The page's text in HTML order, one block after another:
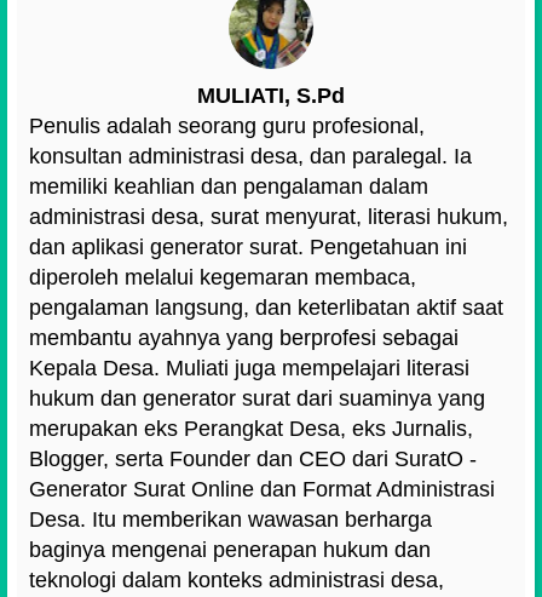
MULIATI, S.Pd
Penulis adalah seorang guru profesional,
konsultan administrasi desa, dan paralegal. Ia
memiliki keahlian dan pengalaman dalam
administrasi desa, surat menyurat, literasi hukum,
dan aplikasi generator surat. Pengetahuan ini
diperoleh melalui kegemaran membaca,
pengalaman langsung, dan keterlibatan aktif saat
membantu ayahnya yang berprofesi sebagai
Kepala Desa. Muliati juga mempelajari literasi
hukum dan generator surat dari suaminya yang
merupakan eks Perangkat Desa, eks Jurnalis,
Blogger, serta Founder dan CEO dari SuratO -
Generator Surat Online dan Format Administrasi
Desa. Itu memberikan wawasan berharga
baginya mengenai penerapan hukum dan
teknologi dalam konteks administrasi desa,